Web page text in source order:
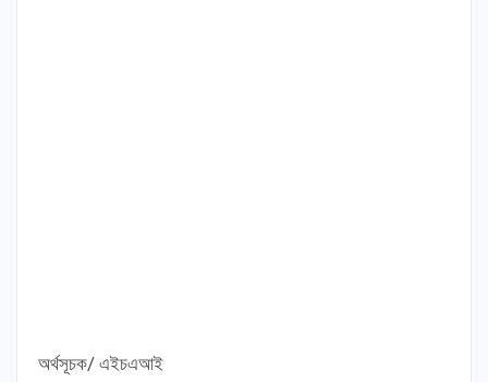
অর্থসূচক/ এইচএআই